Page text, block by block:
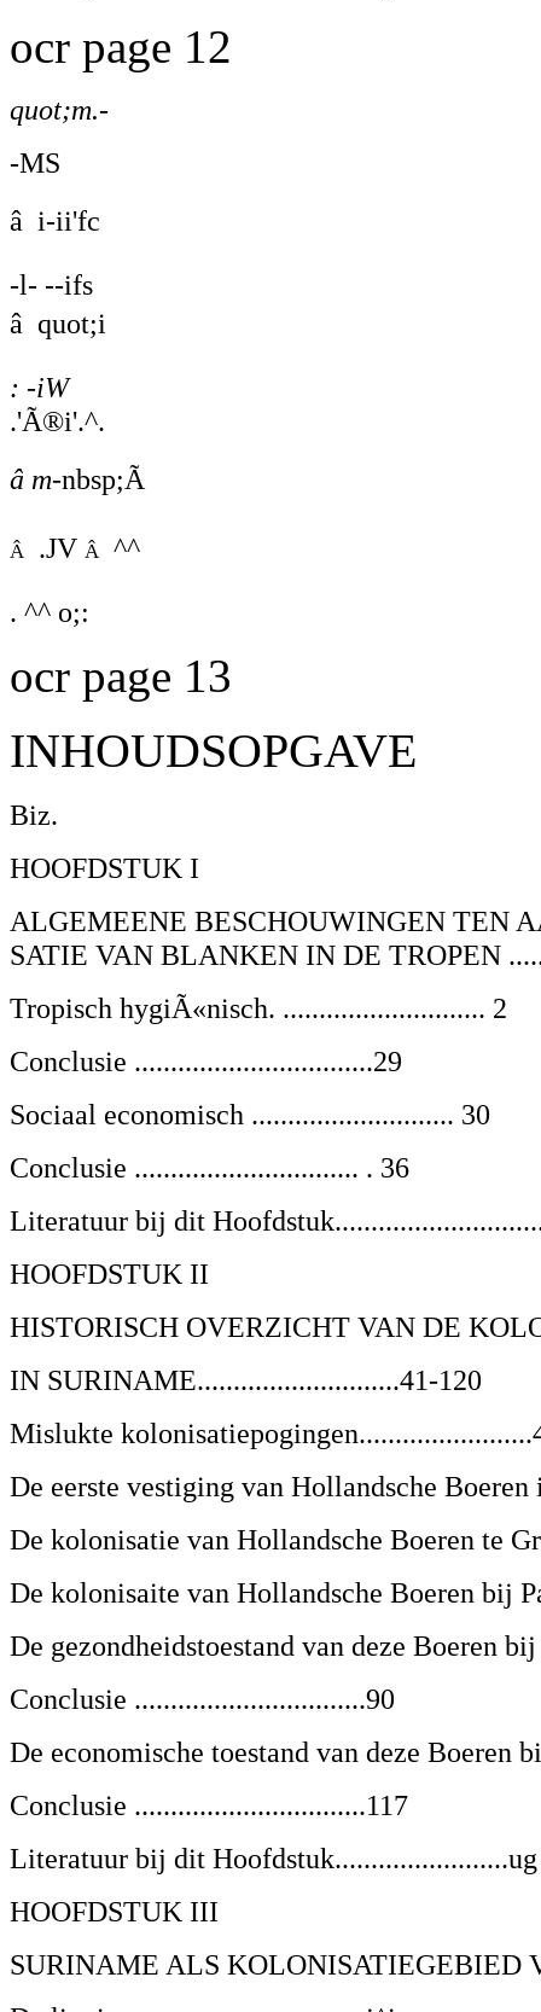
ocr page 12
quot;m.-
-MS
â i-ii'fc
-l- --ifs
â quot;i
: -iW
.'Ã®i'.^.
â m-nbsp;Ã
â .JV â ^^
. ^^ o;:
ocr page 13
INHOUDSOPGAVE
Biz.
HOOFDSTUK I
ALGEMEENE BESCHOUWINGEN TEN
SATIE VAN BLANKEN IN DE TROPEN
Tropisch hygiÃ«nisch. ............................ 2
Conclusie .................................29
Sociaal economisch ............................ 30
Conclusie ............................... . 36
Literatuur bij dit
HOOFDSTUK II
HISTORISCH OVERZICHT VAN DE
IN SURINAME............................41-120
Mislukte
De eerste vestiging van Hollandsche
De kolonisatie van Hollandsche Boeren te
De kolonisaite van Hollandsche Boeren bij
De gezondheidstoestand van deze Boeren
Conclusie ................................90
De economische toestand van deze Boeren
Conclusie ................................117
Literatuur bij dit Hoofdstuk........................ug
HOOFDSTUK III
SURINAME ALS KOLONISATIEGEBIED